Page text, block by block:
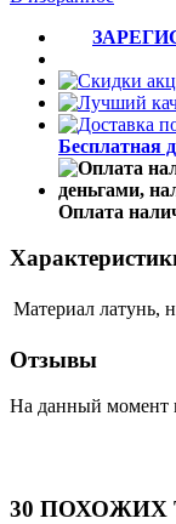
Бесплатная
Оплата
Материал латунь,
Отзывы
На данный момент
30 ПОХОЖИХ